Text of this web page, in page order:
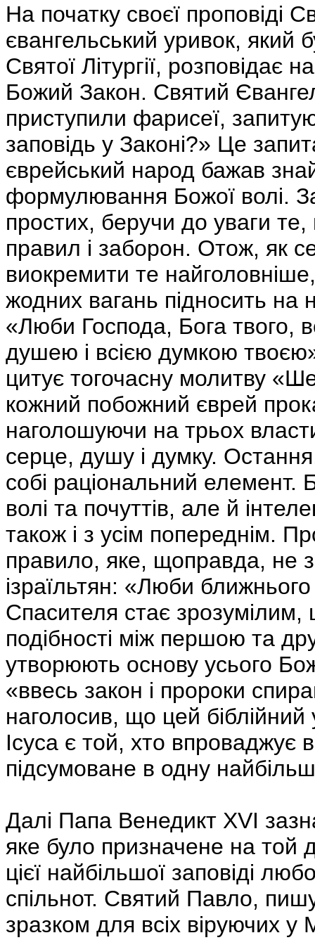
На початку своєї проповіді
євангельський уривок, який
Святої Літургії,
Божий Закон. Святий
приступили фарисеї,
заповідь у Законі?» Це
єврейський народ бажав
формулювання Божої волі.
простих, беручи до уваги
правил і заборон. Отож, як
виокремити те
жодних вагань підносить
«Люби Господа, Бога твого,
душею і всією думкою
цитує тогочасну молитву
кожний побожний єврей
наголошуючи на трьох
серце, душу і думку.
собі раціональний
волі та почуттів, але й
також і з усім попереднім.
правило, яке, щоправда, не
ізраїльтян: «Люби ближнього
Спасителя стає зрозумілим,
подібності між першою та
утворюють основу усього
«ввесь закон і пророки
наголосив, що цей
Ісуса є той, хто впроваджує
підсумоване в одну
Далі Папа Венедикт ХVІ
яке було призначене на той
цієї найбільшої заповіді
спільнот. Святий Павло,
зразком для всіх віруючих